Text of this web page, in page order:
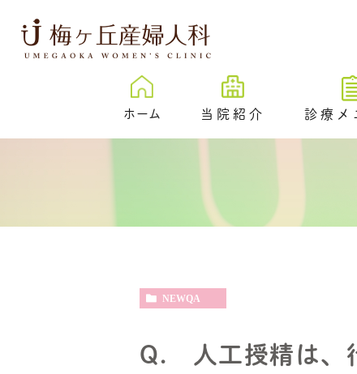
ホーム 当院紹介 診療メ
心理カウンセ
NEWQA
Q. 人工授精は、